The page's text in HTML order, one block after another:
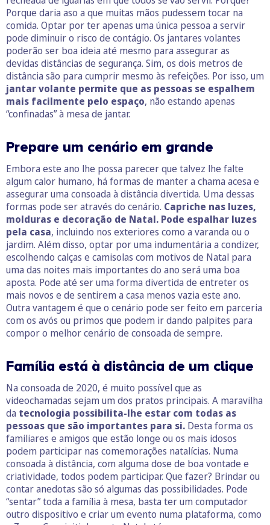
Porque daria aso a que muitas mãos pudessem tocar na
comida. Optar por ter apenas uma única pessoa a servir
pode diminuir o risco de contágio. Os jantares volantes
poderão ser boa ideia até mesmo para assegurar as
devidas distâncias de segurança. Sim, os dois metros de
distância são para cumprir mesmo às refeições. Por isso, um
jantar volante permite que as pessoas se espalhem
mais facilmente pelo espaço, não estando apenas
“confinadas” à mesa de jantar.
Prepare um cenário em grande
Embora este ano lhe possa parecer que talvez lhe falte
algum calor humano, há formas de manter a chama acesa e
assegurar uma consoada à distância divertida. Uma dessas
formas pode ser através do cenário. Capriche nas luzes,
molduras e decoração de Natal. Pode espalhar luzes
pela casa, incluindo nos exteriores como a varanda ou o
jardim. Além disso, optar por uma indumentária a condizer,
escolhendo calças e camisolas com motivos de Natal para
uma das noites mais importantes do ano será uma boa
aposta. Pode até ser uma forma divertida de entreter os
mais novos e de sentirem a casa menos vazia este ano.
Outra vantagem é que o cenário pode ser feito em parceria
com os avós ou primos que podem ir dando palpites para
compor o melhor cenário de consoada de sempre.
Família está à distância de um clique
Na consoada de 2020, é muito possível que as
videochamadas sejam um dos pratos principais. A maravilha
da tecnologia possibilita-lhe estar com todas as
pessoas que são importantes para si. Desta forma os
familiares e amigos que estão longe ou os mais idosos
podem participar nas comemorações natalícias. Numa
consoada à distância, com alguma dose de boa vontade e
criatividade, todos podem participar. Que fazer? Brindar ou
contar anedotas são só algumas das possibilidades. Pode
“sentar” toda a família à mesa, basta ter um computador
outro dispositivo e criar um evento numa plataforma, como